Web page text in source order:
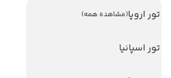
تور اروپا(مشاهده همه)
تور اسپانیاهتل های آنتالیا